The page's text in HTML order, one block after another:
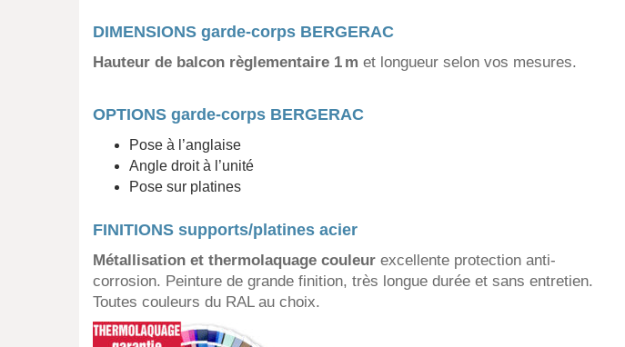
DIMENSIONS garde-corps BERGERAC
Hauteur de balcon règlementaire 1 m et longueur selon vos mesures.
OPTIONS garde-corps BERGERAC
Pose à l’anglaise
Angle droit à l’unité
Pose sur platines
FINITIONS supports/platines acier
Métallisation et thermolaquage couleur excellente protection anti-
corrosion. Peinture de grande finition, très longue durée et sans entretien.
Toutes couleurs du RAL au choix.